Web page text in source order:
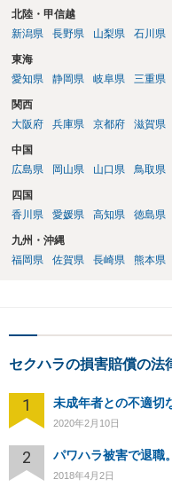
北陸・甲信越
新潟県
長野県 山梨県 石川県
東海
愛知県
静岡県 岐阜県 三重県
関西
大阪府
兵庫県 京都府 滋賀県
中国
広島県
岡山県 山口県 鳥取県
四国
香川県
愛媛県 高知県 徳島県
九州・沖縄
福岡県
佐賀県 長崎県 熊本県
セクハラの損害賠償の法
1 未成年者との不適切
2020年2月10日
2
2018年4月2日